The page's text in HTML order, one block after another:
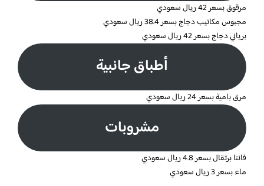
مرقوق بسعر 42 ريال سعودي
مجبوس مكاتيب دجاج بسعر 38.4 ريال سعودي
برياني دجاج بسعر 42 ريال سعودي
أطباق جانبية
مرق بامية بسعر 24 ريال سعودي
مشروبات
فانتا برتقال بسعر 4.8 ريال سعودي
ماء بسعر 3 ريال سعودي